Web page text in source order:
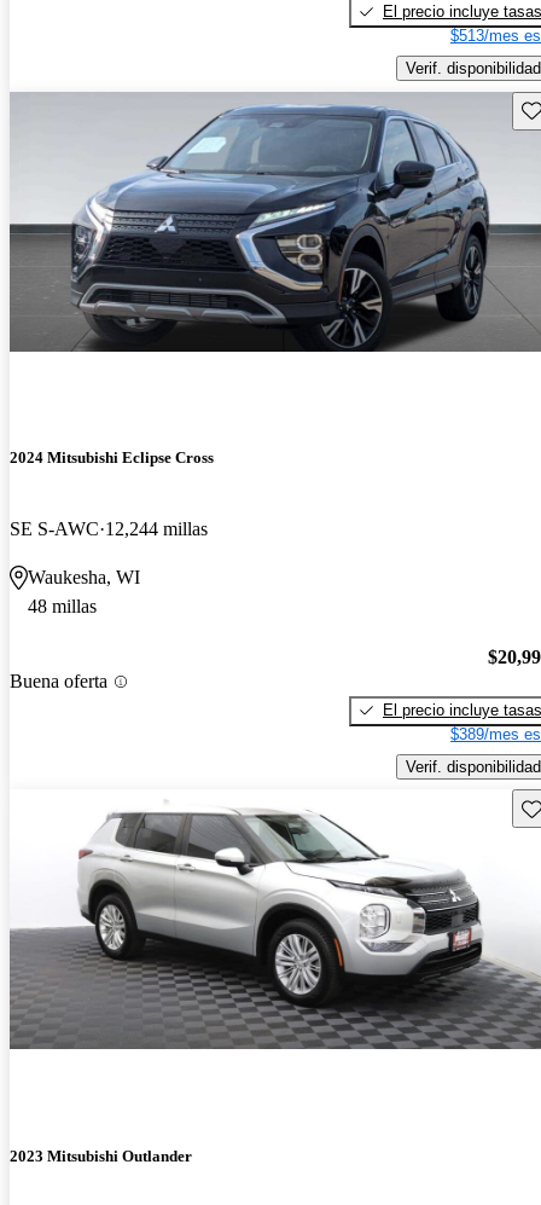
El precio incluye tasas
$513/mes
Verif. disponibilidad
2024 Mitsubishi Eclipse Cross
SE S-AWC 12,244 millas
Waukesha, WI
48 millas
Buena oferta
El precio incluye tasas
$389/mes
Verif. disponibilidad
2023 Mitsubishi Outlander